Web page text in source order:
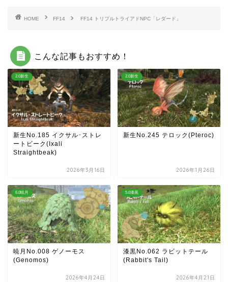
HOME FF14 FF14 トリプルトライアドNPC「レダード」
こんな記事もおすすめ！
2.0新生
新生No.185 イクサル･ストレ
ートビーク(Ixali
Straightbeak)
2026年3月16日
2.0新生
新生No.245 テロック(Pteroc)
2026年1月26日
6.0暁月
暁月No.008 ゲノーモス
(Genomos)
2026年4月24日
5.0漆黒
漆黒No.062 ラビットテール
(Rabbit's Tail)
2026年4月21日